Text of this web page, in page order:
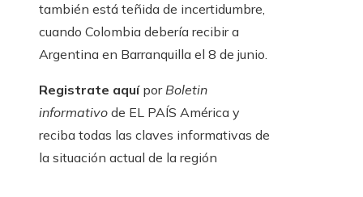
también está teñida de incertidumbre,
cuando Colombia debería recibir a
Argentina en Barranquilla el 8 de junio.
Registrate aquíporBoletin
informativo de EL PAÍS América y
reciba todas las claves informativas de
la situación actual de la región